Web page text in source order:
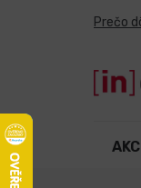
Prečo